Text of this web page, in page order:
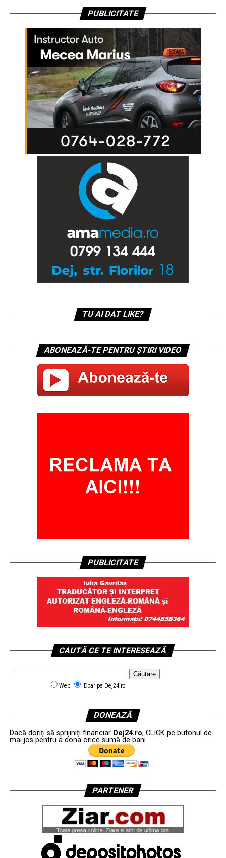
PUBLICITATE
TU AI DAT LIKE?
ABONEAZĂ-TE PENTRU ȘTIRI VIDEO
PUBLICITATE
CAUTĂ CE TE INTERESEAZĂ
Web Doar pe Dej24.ro
DONEAZĂ
Dacă doriți să sprijiniți financiar Dej24.ro, CLICK pe butonul de
mai jos pentru a dona orice sumă de bani.
PARTENER